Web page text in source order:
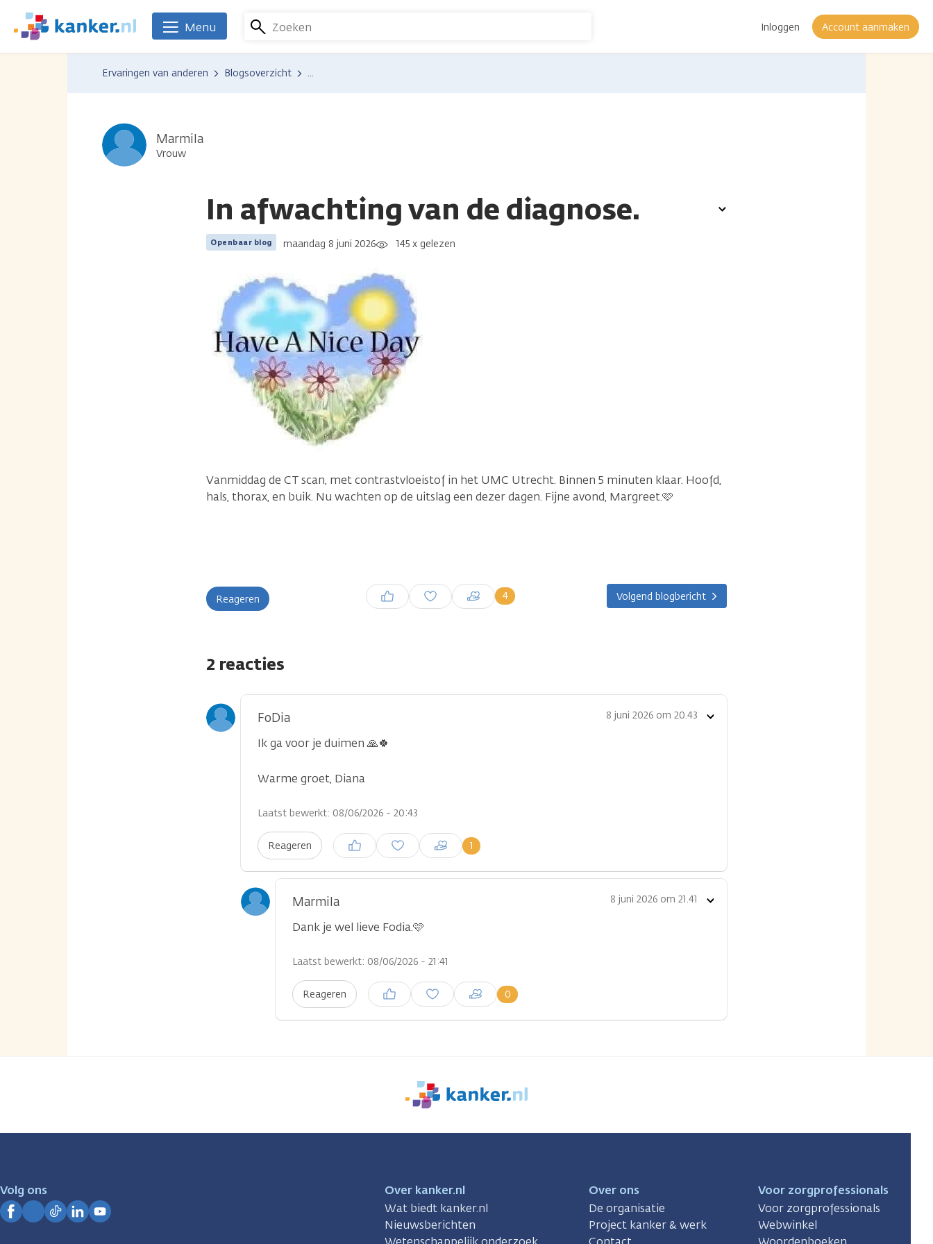
naar
We
zijn
Zoeken Inloggen Account aanmaken
Menu
Ervaringen van anderen Blogsoverzicht ...
Marmila
Vrouw
In afwachting van de diagnose.
Openbaar blog maandag 8 juni 2026 145 x gelezen
Vanmiddag de CT scan, met contrastvloeistof in het UMC Utrecht. Binnen 5 minuten klaar. Hoofd,
hals, thorax, en buik. Nu wachten op de uitslag een dezer dagen. Fijne avond, Margreet.🩷
Reageren 4
Inloggen om een reactie te
plaatsen
Volgend blogbericht
Toon
2 reacties
FoDia 8 juni 2026 om 20.43
Ik ga voor je duimen 🙏🍀
Warme groet, Diana
Laatst bewerkt: 08/06/2026 - 20:43
Reageren 1
Inloggen om een reactie te
plaatsen
Toon
Marmila 8 juni 2026 om 21.41
Dank je wel lieve Fodia.🩷
Laatst bewerkt: 08/06/2026 - 21:41
Reageren 0
Inloggen om een reactie te
plaatsen
Toon
We
er
Volg ons
Over kanker.nl
Wat biedt kanker.nl
Nieuwsberichten
Over ons
De organisatie
Project kanker & werk
Voor zorgprofessionals
Voor zorgprofessionals
Webwinkel